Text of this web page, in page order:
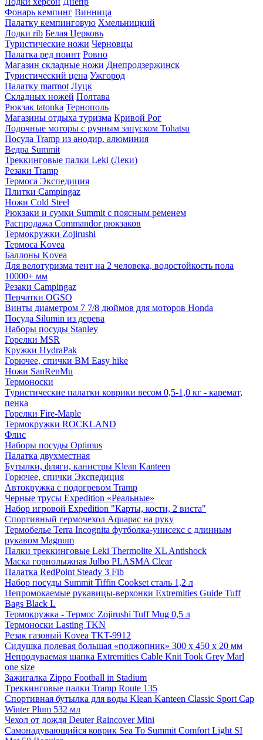
Фонарь кемпинг Винница
Палатку кемпинговую Хмельницкий
Лодки rib Белая Церковь
Туристические ножи Черновцы
Палатка ред поинт Ровно
Магазин складные ножи Днепродзержинск
Туристический цена Ужгород
Палатку marmot Луцк
Складных ножей Полтава
Рюкзак tatonka Тернополь
Магазины отдыха туризма Кривой Рог
Лодочные моторы с ручным запуском Tohatsu
Посуда Tramp из анодир. алюминия
Ведра Summit
Треккинговые палки Leki (Леки)
Резаки Tramp
Термоса Экспедиция
Плитки Campingaz
Ножи Cold Steel
Рюкзаки и сумки Summit с поясным ременем
Распродажа Commandor рюкзаков
Термокружки Zojirushi
Термоса Kovea
Баллоны Kovea
Для велотуризма тент на 2 человека, водостойкость пола
10000+ мм
Резаки Campingaz
Перчатки OGSO
Винты диаметром 7 7/8 дюймов для моторов Honda
Посуда Silumin из дерева
Наборы посуды Stanley
Горелки MSR
Кружки HydraPak
Горючее, спички BM Easy hike
Ножи SanRenMu
Термоноски
Туристические палатки коврики весом 0,5-1,0 кг - каремат,
пенка
Горелки Fire-Maple
Термокружки ROCKLAND
Флис
Наборы посуды Optimus
Палатка двухместная
Бутылки, фляги, канистры Klean Kanteen
Горючее, спички Экспедиция
Автокружка с подогревом Tramp
Черные трусы Expedition «Реальные»
Набор игровой Expedition "Карты, кости, 2 виста"
Спортивный гермочехол Aquapac на руку
Термобелье Terra Incognita футболка-унисекс с длинным
рукавом Magnum
Палки треккинговые Leki Thermolite XL Antishock
Маска горнолыжная Julbo PLASMA Clear
Палатка RedPoint Steady 3 Fib
Набор посуды Summit Tiffin Cookset сталь 1,2 л
Непромокаемые рукавицы-верхонки Extremities Guide Tuff
Bags Black L
Термокружка - Термос Zojirushi Tuff Mug 0,5 л
Термоноски Lasting TKN
Резак газовый Kovea TKT-9912
Сидушка полевая большая «поджопник» 300 x 450 х 20 мм
Непродуваемая шапка Extremities Cable Knit Took Grey Marl
one size
Зажигалка Zippo Football in Stadium
Tреккинговые палки Tramp Route 135
Спортивная бутылка для воды Klean Kanteen Classic Sport Cap
Winter Plum 532 мл
Чехол от дождя Deuter Raincover Mini
Самонадувающийся коврик Sea To Summit Comfort Light SI